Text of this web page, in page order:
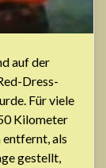
auf der
Dress-
Für viele
Kilometer
entfernt, als
gestellt,